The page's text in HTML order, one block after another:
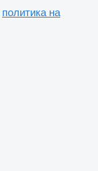
политика на